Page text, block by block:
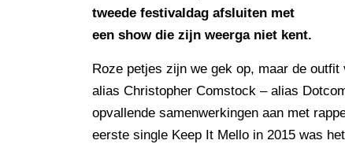
tweede festivaldag afsluiten met
een show die zijn weerga niet kent.
Roze petjes zijn we gek op, maar de
alias Christopher Comstock – alias
opvallende samenwerkingen aan met
eerste single Keep It Mello in 2015 was